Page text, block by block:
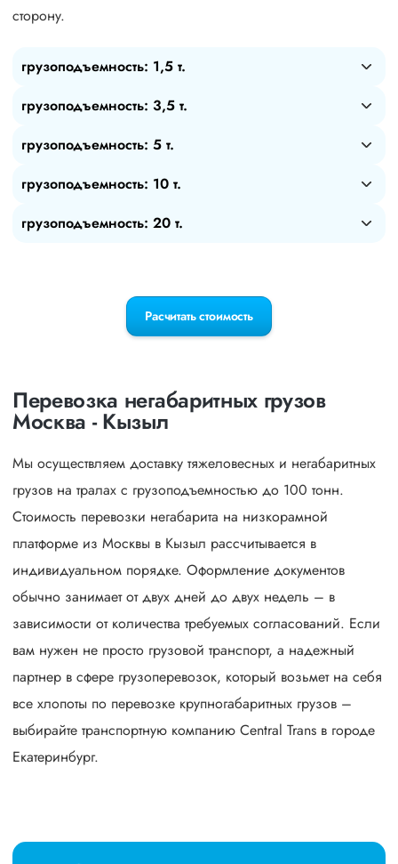
сторону.
грузоподъемность: 1,5 т.
грузоподъемность: 3,5 т.
грузоподъемность: 5 т.
грузоподъемность: 10 т.
грузоподъемность: 20 т.
Расчитать стоимость
Перевозка негабаритных грузов
Москва - Кызыл
Мы осуществляем доставку тяжеловесных и негабаритных
грузов на тралах с грузоподъемностью до 100 тонн.
Стоимость перевозки негабарита на низкорамной
платформе из Москвы в Кызыл рассчитывается в
индивидуальном порядке. Оформление документов
обычно занимает от двух дней до двух недель – в
зависимости от количества требуемых согласований. Если
вам нужен не просто грузовой транспорт, а надежный
партнер в сфере грузоперевозок, который возьмет на себя
все хлопоты по перевозке крупногабаритных грузов –
выбирайте транспортную компанию Central Trans в городе
Екатеринбург.